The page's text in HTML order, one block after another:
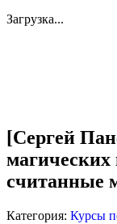
Загрузка...
[Сергей
магических
считанные
Категория: Курсы